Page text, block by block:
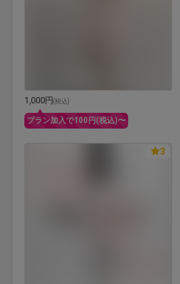
1,000円(税込)
プラン加入で100円(税込)〜
3